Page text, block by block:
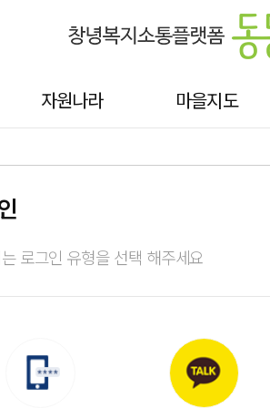
자원나라 마을지도
로그인 유형을 선택 해주세요